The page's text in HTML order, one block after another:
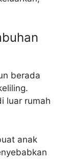
berada
luar rumah
anak